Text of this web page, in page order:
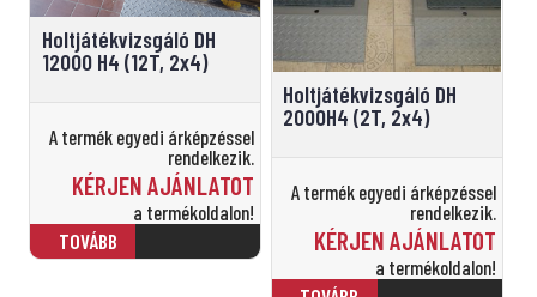
Holtjátékvizsgáló DH
12000 H4 (12T, 2x4)
A termék egyedi árképzéssel
rendelkezik.
KÉRJEN AJÁNLATOT
a termékoldalon!
Holtjátékvizsgáló DH
2000H4 (2T, 2x4)
A termék egyedi árképzéssel
rendelkezik.
KÉRJEN AJÁNLATOT
a termékoldalon!